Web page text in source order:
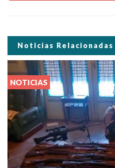
Noticias Relacionadas
NOTICIAS